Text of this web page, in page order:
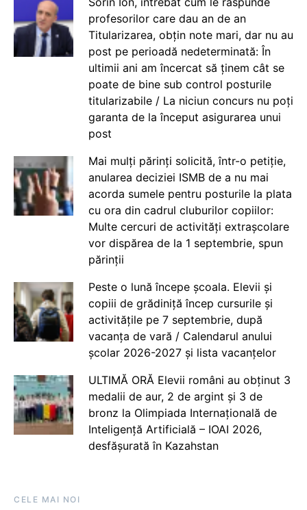
profesorilor care dau an de an
Titularizarea, obțin note mari, dar nu au
post pe perioadă nedeterminată: În
ultimii ani am încercat să ținem cât se
poate de bine sub control posturile
titularizabile / La niciun concurs nu poți
garanta de la început asigurarea unui
post
Mai mulți părinți solicită, într-o petiție,
anularea deciziei ISMB de a nu mai
acorda sumele pentru posturile la plata
cu ora din cadrul cluburilor copiilor:
Multe cercuri de activități extrașcolare
vor dispărea de la 1 septembrie, spun
părinții
Peste o lună începe școala. Elevii și
copiii de grădiniță încep cursurile și
activitățile pe 7 septembrie, după
vacanța de vară / Calendarul anului
școlar 2026-2027 și lista vacanțelor
ULTIMĂ ORĂ Elevii români au obținut 3
medalii de aur, 2 de argint și 3 de
bronz la Olimpiada Internațională de
Inteligență Artificială – IOAI 2026,
desfășurată în Kazahstan
CELE MAI NOI